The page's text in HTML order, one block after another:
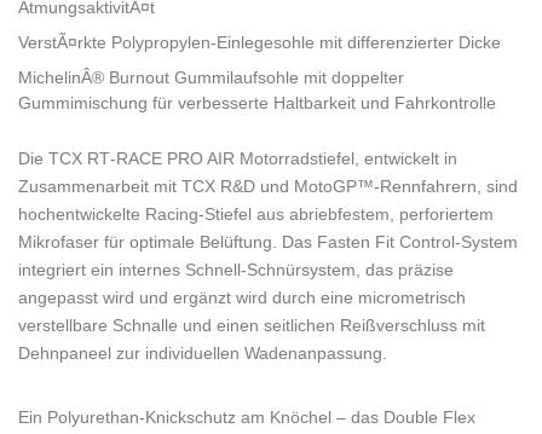
AtmungsaktivitÃ¤t
VerstÃ¤rkte Polypropylen-Einlegesohle mit differenzierter Dicke
MichelinÂ® Burnout Gummilaufsohle mit doppelter
Gummimischung für verbesserte Haltbarkeit und Fahrkontrolle
Die TCX RT‑RACE PRO AIR Motorradstiefel, entwickelt in
Zusammenarbeit mit TCX R&D und MotoGP™-Rennfahrern, sind
hochentwickelte Racing-Stiefel aus abriebfestem, perforiertem
Mikrofaser für optimale Belüftung. Das Fasten Fit Control-System
integriert ein internes Schnell-Schnürsystem, das präzise
angepasst wird und ergänzt wird durch eine micrometrisch
verstellbare Schnalle und einen seitlichen Reißverschluss mit
Dehnpaneel zur individuellen Wadenanpassung.
Ein Polyurethan-Knickschutz am Knöchel – das Double Flex